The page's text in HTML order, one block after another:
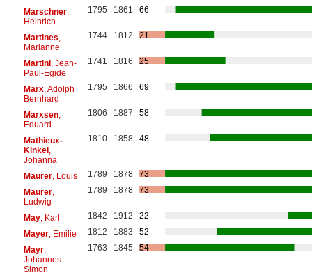
Marschner,
Heinrich
1795 1861 66
Martines
Marianne
1744 1812 21
Martini, Jean-
Paul-Égide
1741 1816 25
Marx, Adolph
Bernhard
1795 1866 69
Marxsen,
Eduard
1806 1887 58
Mathieux-
Kinkel,
Johanna
1810 1858 48
Maurer, Louis 1789 1878
73
Maurer,
Ludwig
1789 1878 73
May, Karl 1842 1912
22
Mayer, Emilie 1812 1883
52
Mayr,
Johannes
Simon
1763 1845 54